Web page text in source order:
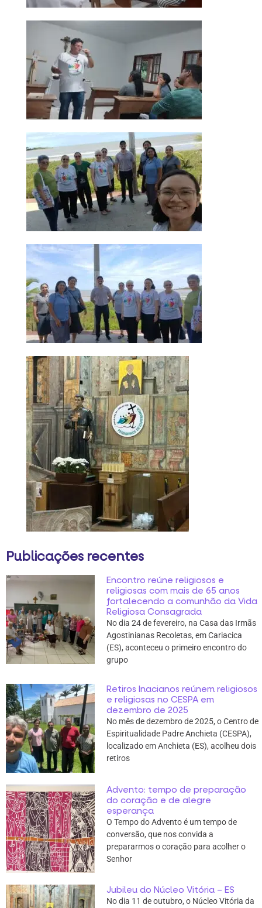
Publicações recentes
Encontro reúne religiosos e
religiosas com mais de 65 anos
fortalecendo a comunhão da Vida
Religiosa Consagrada
No dia 24 de fevereiro, na Casa das Irmãs
Agostinianas Recoletas, em Cariacica
(ES), aconteceu o primeiro encontro do
grupo
Retiros Inacianos reúnem religiosos
e religiosas no CESPA em
dezembro de 2025
No mês de dezembro de 2025, o Centro de
Espiritualidade Padre Anchieta (CESPA),
localizado em Anchieta (ES), acolheu dois
retiros
Advento: tempo de preparação
do coração e de alegre
esperança
O Tempo do Advento é um tempo de
conversão, que nos convida a
prepararmos o coração para acolher o
Senhor
Jubileu do Núcleo Vitória – ES
No dia 11 de outubro, o Núcleo Vitória da